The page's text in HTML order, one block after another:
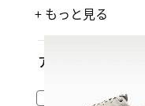
+ もっと見る
アスリート
ステファン・